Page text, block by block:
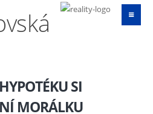
SI
MORÁLKU